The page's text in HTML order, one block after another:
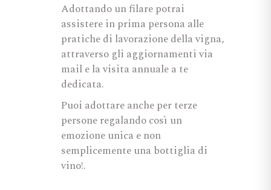
Adottando un filare potrai
assistere in prima persona alle
pratiche di lavorazione della vigna,
attraverso gli aggiornamenti via
mail e la visita annuale a te
dedicata.
Puoi adottare anche per terze
persone regalando così un
emozione unica e non
semplicemente una bottiglia di
vino!.